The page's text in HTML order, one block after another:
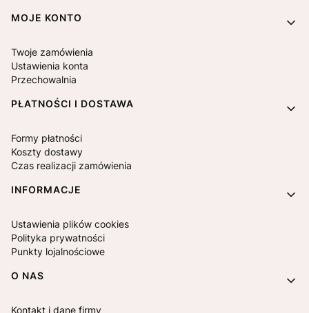
MOJE KONTO
Twoje zamówienia
Ustawienia konta
Przechowalnia
PŁATNOŚCI I DOSTAWA
Formy płatności
Koszty dostawy
Czas realizacji zamówienia
INFORMACJE
Ustawienia plików cookies
Polityka prywatności
Punkty lojalnościowe
O NAS
Kontakt i dane firmy